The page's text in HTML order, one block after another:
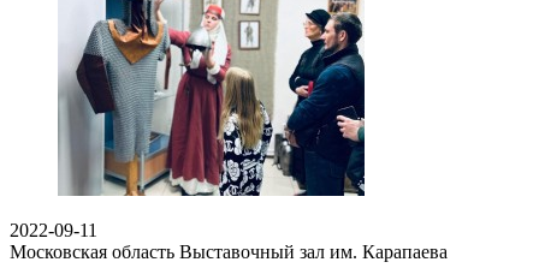
2022-09-11
Московская область Выставочный зал им. Карапаева